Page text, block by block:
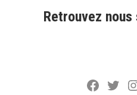
Retrouvez